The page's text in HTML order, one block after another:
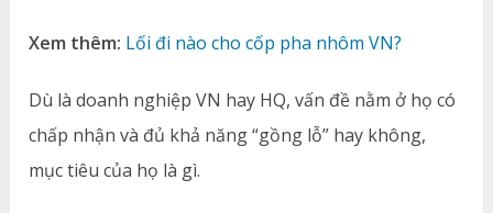
Xem thêm: Lối đi nào cho cốp pha nhôm VN?
Dù là doanh nghiệp VN hay HQ, vấn đề nằm ở họ có
chấp nhận và đủ khả năng “gồng lỗ” hay không,
mục tiêu của họ là gì.